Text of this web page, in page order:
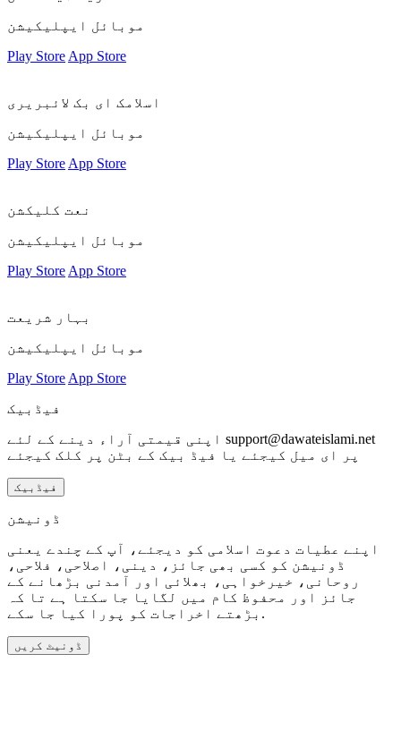
موبائل ایپلیکیشن
Play Store App Store
اسلامک ای بک لائبریری
موبائل ایپلیکیشن
Play Store App Store
نعت کلیکشن
موبائل ایپلیکیشن
Play Store App Store
بہار شریعت
موبائل ایپلیکیشن
Play Store App Store
فیڈبیک
اپنی قیمتی آراء دینے کے لئے support@dawateislami.net
پر ای میل کیجئے یا فیڈ بیک کے بٹن پر کلک کیجئے
فیڈبیک
ڈونیشن
اپنے عطیات دعوت اسلامی کو دیجئے، آپ کے چندے یعنی
ڈونیشن کو کسی بھی جائز، دینی، اصلاحی، فلاحی،
روحانی، خیرخواہی، بھلائی اور آمدنی بڑھانے کے
جائز اور محفوظ کام میں لگایا جا سکتا ہے تا کہ
بڑھتے اخراجات کو پورا کیا جا سکے.
ڈونیٹ کریں